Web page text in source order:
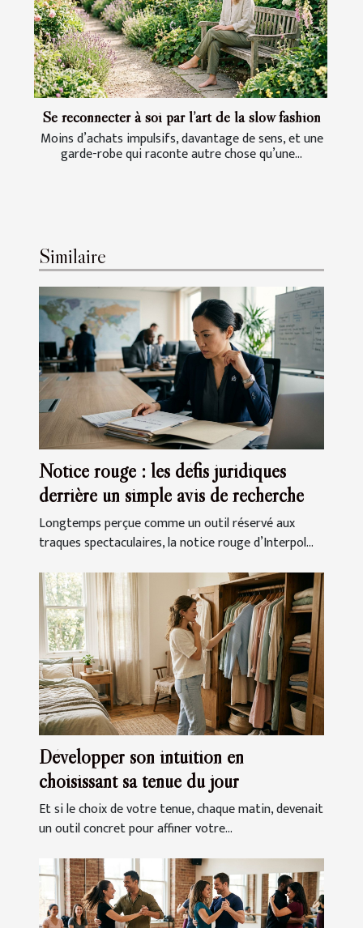
Se reconnecter à soi par l’art de la slow fashion
Moins d’achats impulsifs, davantage de sens, et une
garde-robe qui raconte autre chose qu’une...
Similaire
Notice rouge : les défis juridiques
derrière un simple avis de recherche
Longtemps perçue comme un outil réservé aux
traques spectaculaires, la notice rouge d’Interpol...
Développer son intuition en
choisissant sa tenue du jour
Et si le choix de votre tenue, chaque matin, devenait
un outil concret pour affiner votre...